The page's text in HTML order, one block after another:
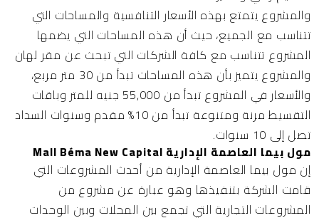
والمشروع يتمتع بهذه الأسعار التنافسية والمساحات التي
تتناسب مع الجميع، حيث أن هذه المساحات التي يضمها
المشروع تتناسب مع كافة الشركات التي تبحث عن مقر لهان
والمشروع يتميز بأن هذه المساحات تبدأ من 30 متر مربع،
والأسعار في المشروع تبدأ من 55,000 جنيه للمتر وباقات
التقسيط مرنة ومتنوعة تبدأ من 10% مقدم وسنوات السداد
تصل إلى 10 سنوات.
مول بيما العاصمة الإدارية Mall Béma New Capital
إن مول بيما العاصمة الإدارية من أحدث المشروعات التي
قامت الشركة بتنفيذها وهو عبارة عن مشروع من
المشروعات التجارية التي تجمع بين المحلات وبين الوحدات